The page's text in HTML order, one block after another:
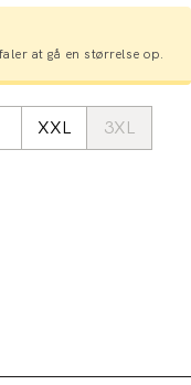
at gå en størrelse op.
XXL
3XL